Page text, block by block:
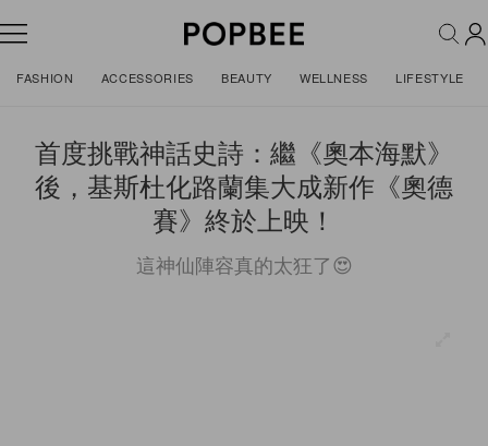
FASHION ACCESSORIES BEAUTY WELLNESS LIFESTYLE
首度挑戰神話史詩：繼《奧本海默》
後，基斯杜化路蘭集大成新作《奧德
賽》終於上映！
這神仙陣容真的太狂了😍